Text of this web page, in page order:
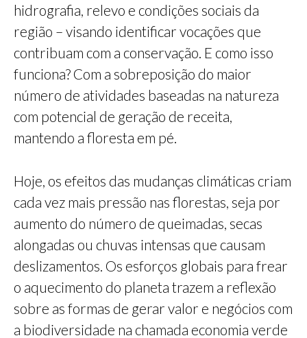
hidrografia, relevo e condições sociais da
região – visando identificar vocações que
contribuam com a conservação. E como isso
funciona? Com a sobreposição do maior
número de atividades baseadas na natureza
com potencial de geração de receita,
mantendo a floresta em pé.
Hoje, os efeitos das mudanças climáticas criam
cada vez mais pressão nas florestas, seja por
aumento do número de queimadas, secas
alongadas ou chuvas intensas que causam
deslizamentos. Os esforços globais para frear
o aquecimento do planeta trazem a reflexão
sobre as formas de gerar valor e negócios com
a biodiversidade na chamada economia verde